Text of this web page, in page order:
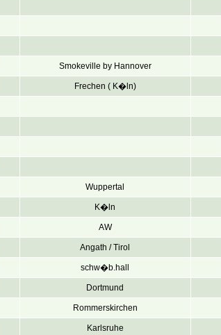
Smokeville by Hannover
Frechen ( K�ln)
Wuppertal
K�ln
AW
Angath / Tirol
schw�b.hall
Dortmund
Rommerskirchen
Karlsruhe